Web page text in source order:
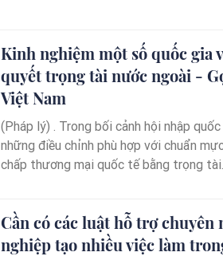
chế pháp luật.
Kinh nghiệm một số quốc gia
quyết trọng tài nước ngoài -
Việt Nam
(Pháp lý) . Trong bối cảnh hội nhập
những điều chỉnh phù hợp với chuẩn
chấp thương mại quốc tế bằng trọng tài.
Cần có các luật hỗ trợ chuyên
nghiệp tạo nhiều việc làm